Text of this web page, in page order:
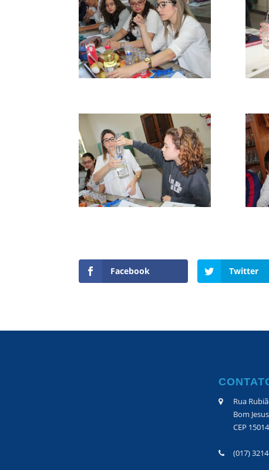
Facebook Twitter
Rua
Bom
CEP
(017)